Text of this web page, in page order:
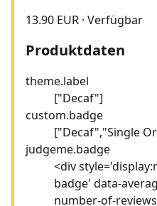
13.90 EUR · Verfügbar
Produktdaten
theme.label
["Decaf"]
custom.badge
["Decaf","Single
judgeme.badge
<div
badge' data-
number-of-